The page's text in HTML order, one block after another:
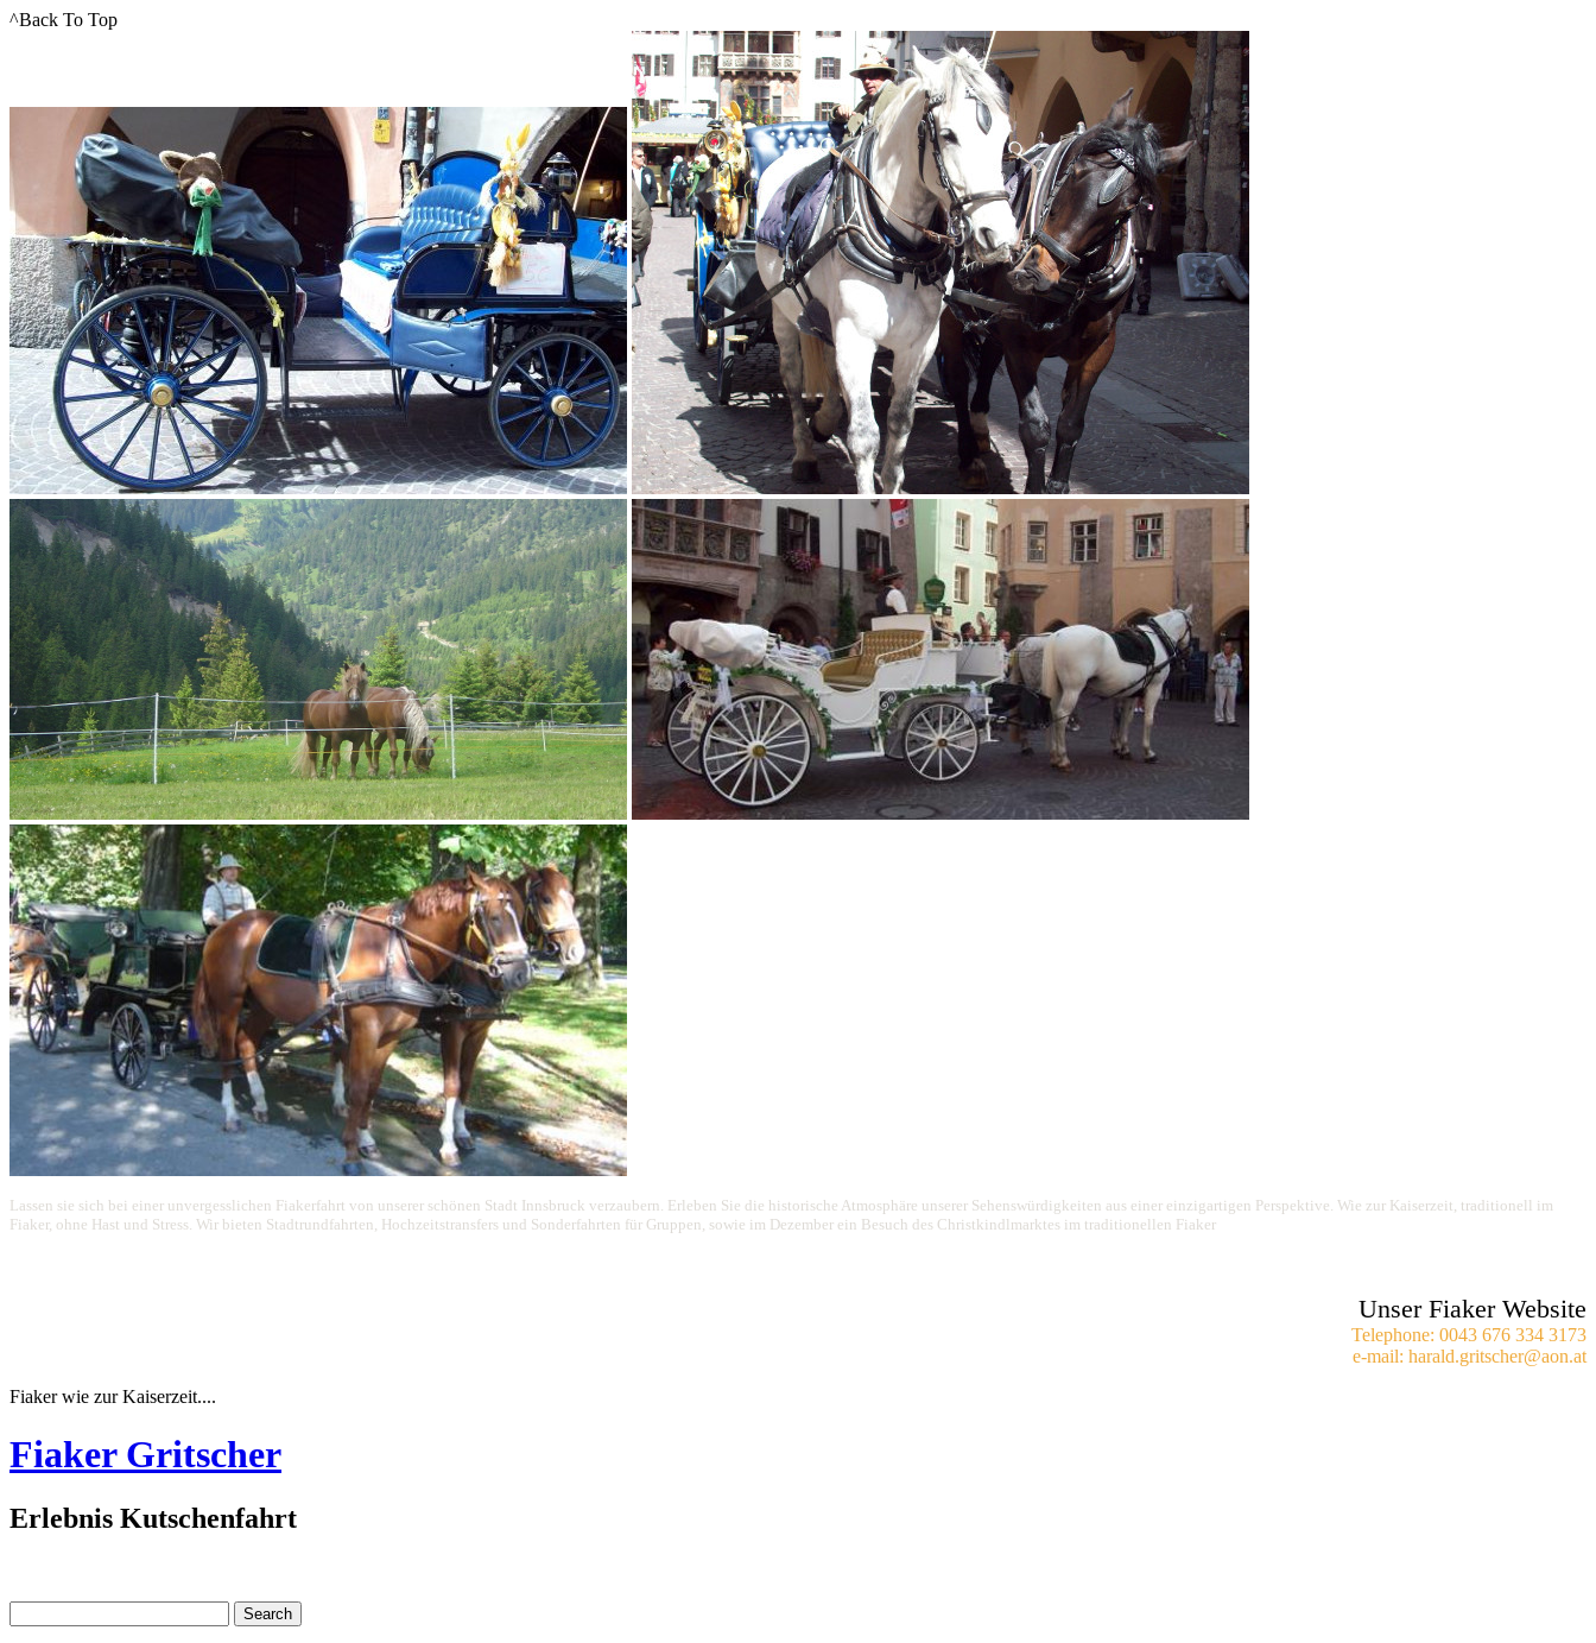
^Back To Top
Lassen sie sich bei einer unvergesslichen Fiakerfahrt von unserer schönen Stadt Innsbruck verzaubern. Erleben Sie die historische Atmosphäre unserer Sehenswürdigkeiten aus einer einzigartigen Perspektive. Wie zur Kaiserzeit, traditionell im
Fiaker, ohne Hast und Stress. Wir bieten Stadtrundfahrten, Hochzeitstransfers und Sonderfahrten für Gruppen, sowie im Dezember ein Besuch des Christkindlmarktes im traditionellen Fiaker
Unser Fiaker Website
Telephone: 0043 676 334 3173
e-mail: harald.gritscher@aon.at
Fiaker wie zur Kaiserzeit....
Fiaker Gritscher
Erlebnis Kutschenfahrt